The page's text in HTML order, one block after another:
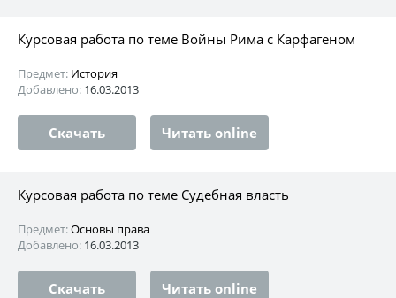
Курсовая работа по теме Войны Рима с Карфагеном
Предмет: История
Добавлено: 16.03.2013
Скачать Читать online
Курсовая работа по теме Судебная власть
Предмет:Основы права
Добавлено: 16.03.2013
Скачать Читать online